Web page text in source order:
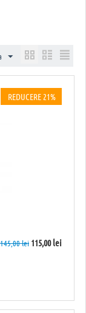
REDUCERE 21%
145,00lei 115,00 lei